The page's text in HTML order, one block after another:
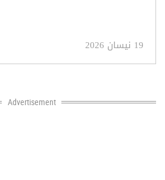
19 نيسان 2026
Advertisement